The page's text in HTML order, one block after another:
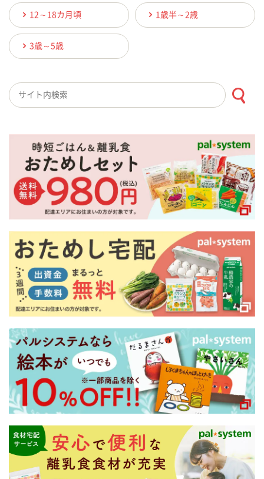
12～18カ月頃 1歳半～2歳
3歳～5歳
検索キーワード入力